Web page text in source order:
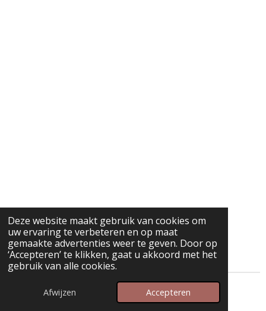
Deze website maakt gebruik van cookies om
uw ervaring te verbeteren en op maat
gemaakte advertenties weer te geven. Door op
‘Accepteren’ te klikken, gaat u akkoord met het
gebruik van alle cookies.
Afwijzen Accepteren
© 2025 - 2026 Nr. 92